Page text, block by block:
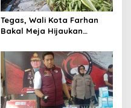
Tegas, Wali Kota Farhan
Bakal Meja Hijaukan
Riau